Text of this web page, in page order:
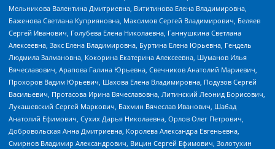
Мельникова Валентина Дмитриевна, Вититинова Елена Владимировна,
Баженова Светлана Куприяновна, Максимов Сергей Владимирович, Беляев
Сергей Иванович, Голубева Елена Николаевна, Ганнушкина Светлана
Алексеевна, Закс Елена Владимировна, Буртина Елена Юрьевна, Гендель
Людмила Залмановна, Кокорина Екатерина Алексеевна, Шуманов Илья
Вячеславович, Арапова Галина Юрьевна, Свечников Анатолий Мариевич,
Прохоров Вадим Юрьевич, Шахова Елена Владимировна, Подузов Сергей
Васильевич, Протасова Ирина Вячеславовна, Литинский Леонид Борисович,
Лукашевский Сергей Маркович, Бахмин Вячеслав Иванович, Шабад
Анатолий Ефимович, Сухих Дарья Николаевна, Орлов Олег Петрович,
Добровольская Анна Дмитриевна, Королева Александра Евгеньевна,
Смирнов Владимир Александрович, Вицин Сергей Ефимович, Золотухин